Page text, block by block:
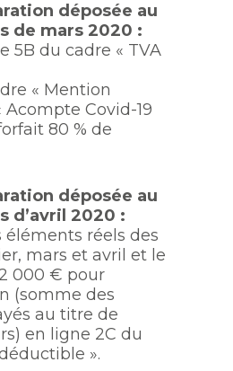
déposée au
de mars 2020 :
5B du cadre « TVA
« Mention
Acompte Covid-19
80 % de
déposée au
d’avril 2020 :
éléments réels des
mars et avril et le
000 € pour
(somme des
au titre de
en ligne 2C du
».